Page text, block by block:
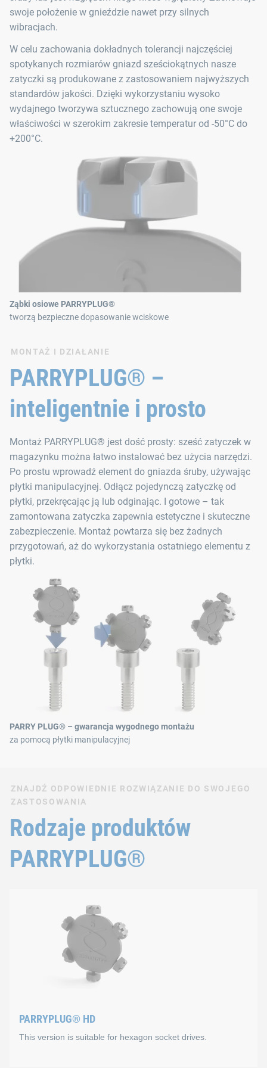
swoje położenie w gnieździe nawet przy silnych
wibracjach.
W celu zachowania dokładnych tolerancji najczęściej
spotykanych rozmiarów gniazd sześciokątnych nasze
zatyczki są produkowane z zastosowaniem najwyższych
standardów jakości. Dzięki wykorzystaniu wysoko
wydajnego tworzywa sztucznego zachowują one swoje
właściwości w szerokim zakresie temperatur od -50°C do
+200°C.
Ząbki osiowe PARRYPLUG®
tworzą bezpieczne dopasowanie wciskowe
MONTAŻ I DZIAŁANIE
PARRYPLUG® –
inteligentnie i prosto
Montaż PARRYPLUG® jest dość prosty: sześć zatyczek w
magazynku można łatwo instalować bez użycia narzędzi.
Po prostu wprowadź element do gniazda śruby, używając
płytki manipulacyjnej. Odłącz pojedynczą zatyczkę od
płytki, przekręcając ją lub odginając. I gotowe – tak
zamontowana zatyczka zapewnia estetyczne i skuteczne
zabezpieczenie. Montaż powtarza się bez żadnych
przygotowań, aż do wykorzystania ostatniego elementu z
płytki.
PARRY PLUG® – gwarancja wygodnego montażu
za pomocą płytki manipulacyjnej
ZNAJDŹ ODPOWIEDNIE ROZWIĄZANIE DO SWOJEGO
ZASTOSOWANIA
Rodzaje produktów
PARRYPLUG®
PARRYPLUG® HD
This version is suitable for hexagon socket drives.